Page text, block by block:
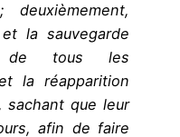
la sauvegarde
de tous les
la réapparition
sachant que leur
afin de faire